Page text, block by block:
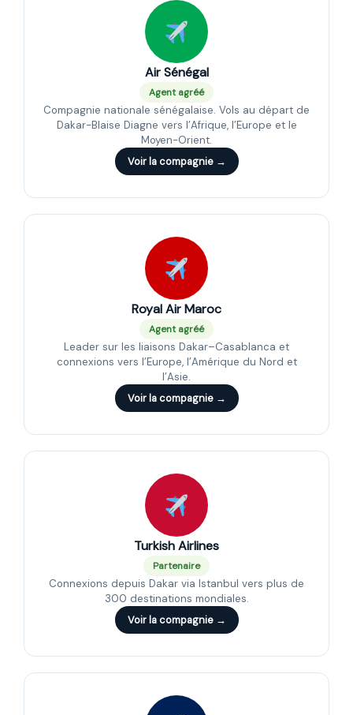
Air Sénégal
Agent agréé
Compagnie nationale sénégalaise. Vols au départ de
Dakar-Blaise Diagne vers l’Afrique, l’Europe et le
Moyen-Orient.
Voir la compagnie →
Royal Air Maroc
Agent agréé
Leader sur les liaisons Dakar–Casablanca et
connexions vers l’Europe, l’Amérique du Nord et
l’Asie.
Voir la compagnie →
Turkish Airlines
Partenaire
Connexions depuis Dakar via Istanbul vers plus de
300 destinations mondiales.
Voir la compagnie →